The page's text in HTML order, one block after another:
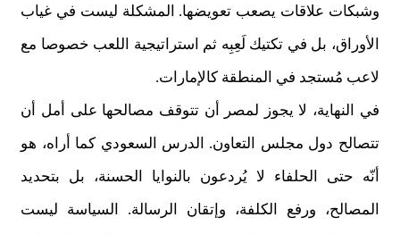
وشبكات علاقات يصعب تعويضها. المشكلة ليست في غياب
الأوراق، بل في تكتيك لَعِبِه ثم استراتيجية اللعب خصوصا مع
لاعب مُستجد في المنطقة كالإمارات.
في النهاية، لا يجوز لمصر أن تتوقف مصالحها على أمل أن
تتصالح دول مجلس التعاون. الدرس السعودي كما أراه، هو
أنّه حتى الحلفاء لا يُردعون بالنوايا الحسنة، بل بتحديد
المصالح، ورفع الكلفة، وإتقان الرسالة. السياسة ليست